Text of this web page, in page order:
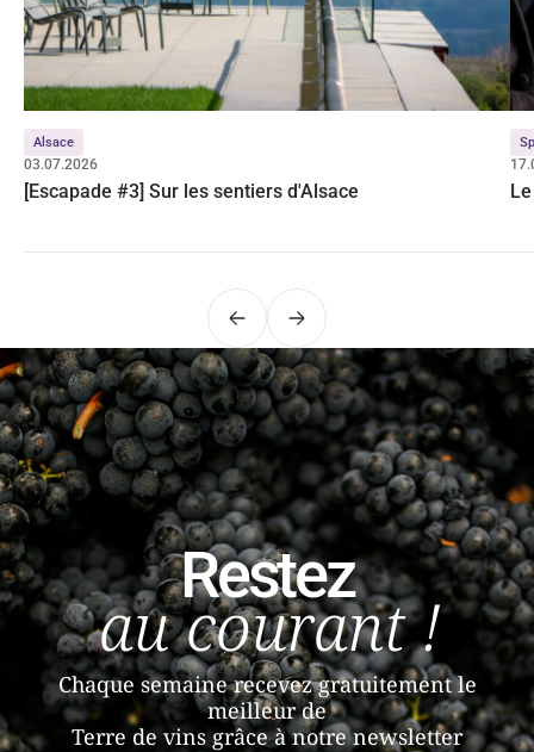
Alsace
03.07.2026
[Escapade #3] Sur les sentiers d'Alsace
PrécédentSuivant
Restez
au courant !
Chaque semaine recevez gratuitement le
meilleur de
Terre de vins grâce à notre newsletter